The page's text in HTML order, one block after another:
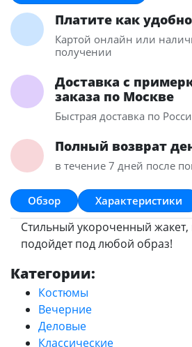
Платите как удобно
Картой онлайн или
получении
Доставка с
заказа по Москве
Быстрая доставка по
Полный возврат
в течение 7 дней после
Обзор Характеристики
Стильный укороченный жакет,
подойдет под любой образ!
Категории:
Костюмы
Вечерние
Деловые
Классические